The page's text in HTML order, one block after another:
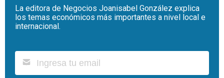
La editora de Negocios Joanisabel González explica
los temas económicos más importantes a nivel local e
internacional.